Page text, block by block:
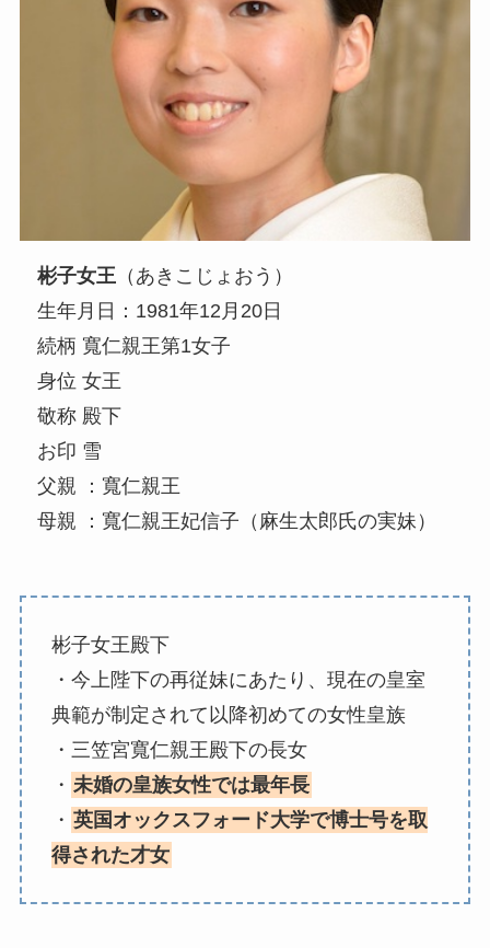
彬子女王 （あきこじょおう）
生年月日：1981年12月20日
続柄 寬仁親王第1女子
身位 女王
敬称 殿下
お印 雪
父親 ：寬仁親王
母親 ：寬仁親王妃信子（麻生太郎氏の実妹）
彬子女王殿下
・今上陛下の再従妹にあたり、現在の皇室
典範が制定されて以降初めての女性皇族
・三笠宮寬仁親王殿下の長女
・ 未婚の皇族女性では最年長
・ 英国オックスフォード大学で博士号を取
得された才女